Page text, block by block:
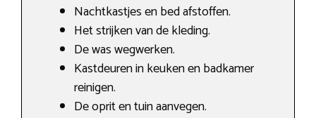
Nachtkastjes en bed afstoffen.
Het strijken van de kleding.
De was wegwerken.
Kastdeuren in keuken en badkamer
reinigen.
De oprit en tuin aanvegen.